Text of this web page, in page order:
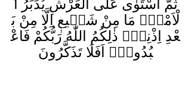
ثُمَّ اسْتَوٰى عَلَى الْعَرْشِ يُدَبِّرُ ا
لْاَمْرَۜ مَا مِنْ شَف۪يعٍ اِلَّا مِنْ بَ
عْدِ اِذْنِه۪ۜ ذٰلِكُمُ اللّٰهُ رَبُّكُمْ فَاعْ
بُدُوهُۜ اَفَلَا تَذَكَّرُونَ